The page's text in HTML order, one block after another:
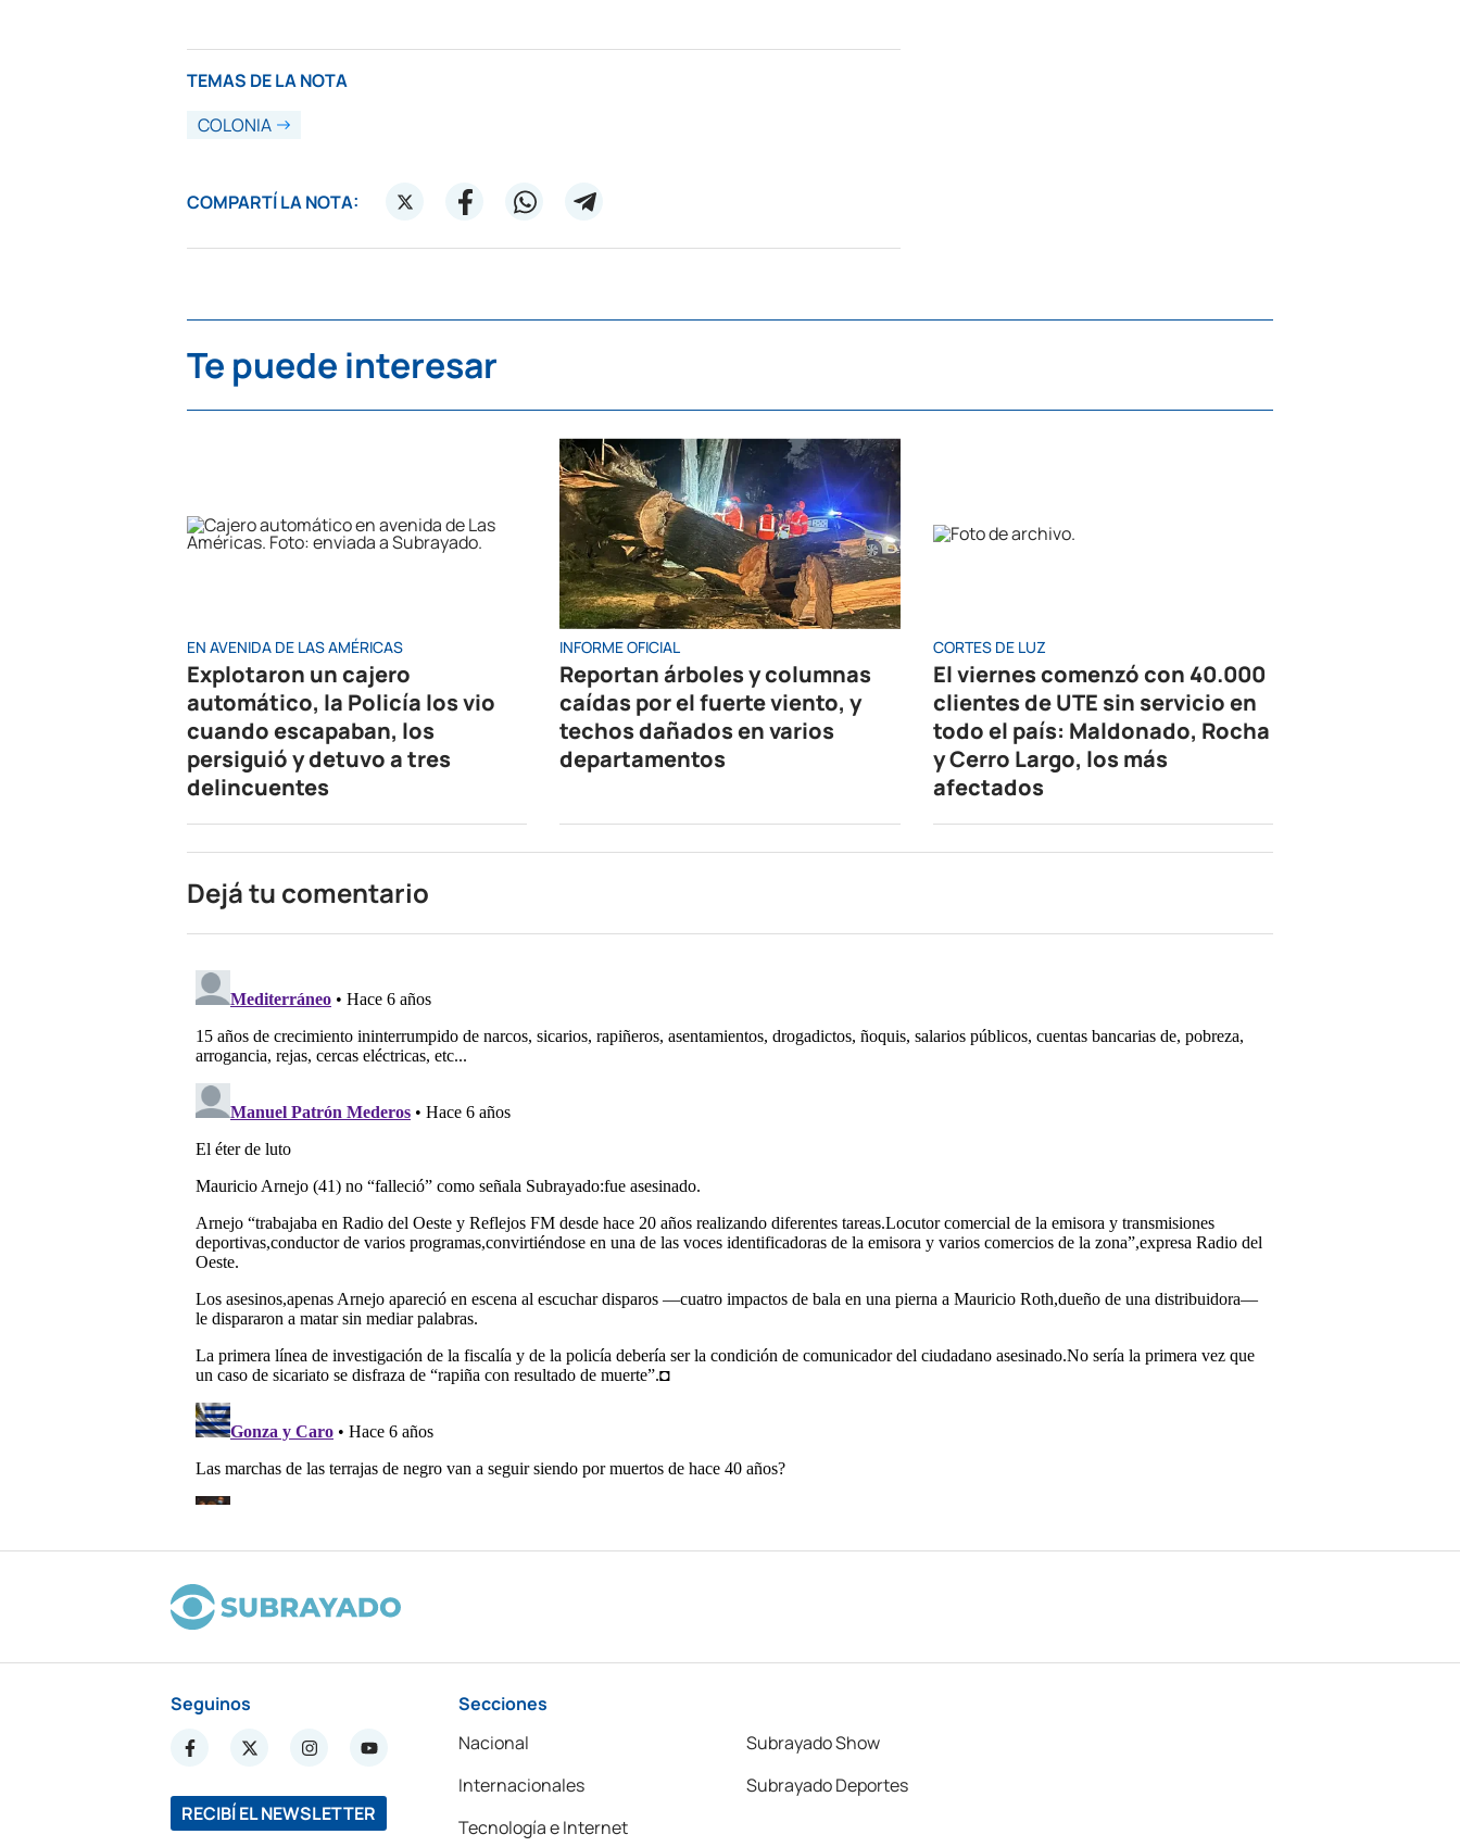
TEMAS DE LA NOTA
COLONIA
COMPARTÍ LA NOTA:
Te puede interesar
EN AVENIDA DE LAS AMÉRICAS
Explotaron un cajero
automático, la Policía los vio
cuando escapaban, los
persiguió y detuvo a tres
delincuentes
INFORME OFICIAL
Reportan árboles y columnas
caídas por el fuerte viento, y
techos dañados en varios
departamentos
CORTES DE LUZ
El viernes comenzó con 40.000
clientes de UTE sin servicio en
todo el país: Maldonado, Rocha
y Cerro Largo, los más
afectados
Dejá tu comentario
Seguinos
RECIBÍ EL NEWSLETTER
Secciones
Nacional
Internacionales
Tecnología e Internet
Subrayado Show
Subrayado Deportes